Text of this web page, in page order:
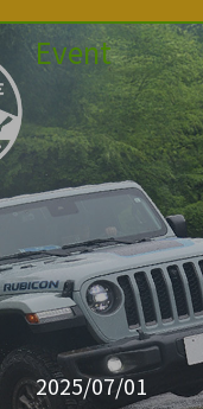
Event
2025/07/01